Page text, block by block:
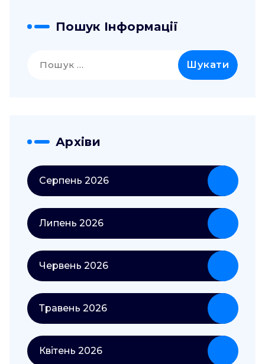
Пошук Інформації
Архіви
Серпень 2026
Липень 2026
Червень 2026
Травень 2026
Квітень 2026